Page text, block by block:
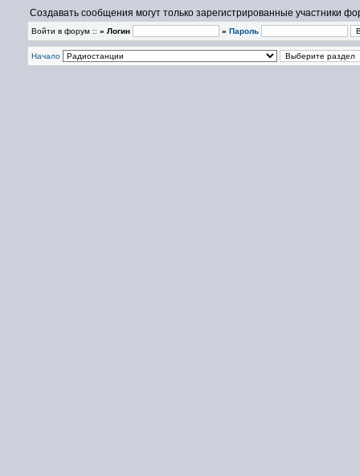
Создавать сообщения могут только зарегистрированные участники
Войти в форум :: » Логин » Пароль
Начало